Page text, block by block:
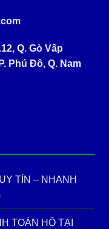
Q. Gò Vấp
Phú Đô, Q. Nam
TÍN – NHANH
TOÁN HỘ TẠI